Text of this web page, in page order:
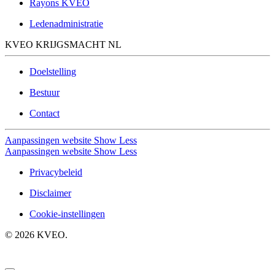
Rayons KVEO
Ledenadministratie
KVEO KRIJGSMACHT NL
Doelstelling
Bestuur
Contact
Aanpassingen website Show Less
Aanpassingen website Show Less
Privacybeleid
Disclaimer
Cookie-instellingen
© 2026 KVEO.